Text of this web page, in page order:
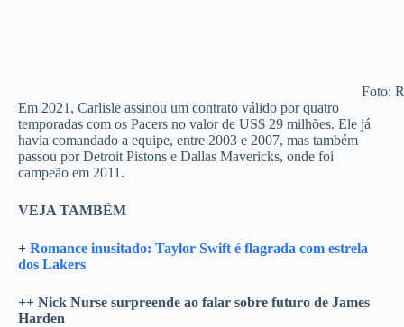
Foto:
Em 2021, Carlisle assinou um contrato válido por quatro
temporadas com os Pacers no valor de US$ 29 milhões. Ele já
havia comandado a equipe, entre 2003 e 2007, mas também
passou por Detroit Pistons e Dallas Mavericks, onde foi
campeão em 2011.
VEJA TAMBÉM
+ Romance inusitado: Taylor Swift é flagrada com estrela
dos Lakers
++ Nick Nurse surpreende ao falar sobre futuro de James
Harden